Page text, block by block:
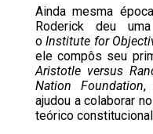
Ainda mesma
Roderick deu
oInstitute for
ele compôs seu
Aristotle versus
Nation Foundation,
ajudou a colaborar
teórico